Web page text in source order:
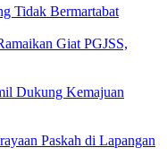
Tidak Bermartabat
Giat PGJSS,
Dukung Kemajuan
Paskah di Lapangan